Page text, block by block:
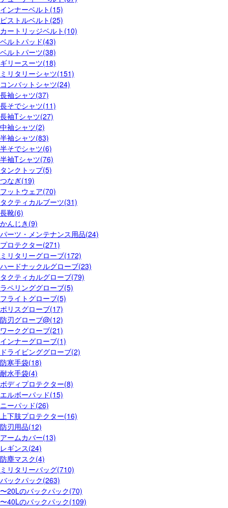
インナーベルト(15)
ピストルベルト(25)
カートリッジベルト(10)
ベルトパッド(43)
ベルトパーツ(38)
ギリースーツ(18)
ミリタリーシャツ(151)
コンバットシャツ(24)
長袖シャツ(37)
長そでシャツ(11)
長袖Tシャツ(27)
中袖シャツ(2)
半袖シャツ(83)
半そでシャツ(6)
半袖Tシャツ(76)
タンクトップ(5)
つなぎ(19)
フットウェア(70)
タクティカルブーツ(31)
長靴(6)
かんじき(9)
パーツ・メンテナンス用品(24)
プロテクター(271)
ミリタリーグローブ(172)
ハードナックルグローブ(23)
タクティカルグローブ(79)
ラペリンググローブ(5)
フライトグローブ(5)
ポリスグローブ(17)
防刃グローブ@(12)
ワークグローブ(21)
インナーグローブ(1)
ドライビンググローブ(2)
防寒手袋(18)
耐水手袋(4)
ボディプロテクター(8)
エルボーパッド(15)
ニーパッド(26)
上下肢プロテクター(16)
防刃用品(12)
アームカバー(13)
レギンス(24)
防塵マスク(4)
ミリタリーバッグ(710)
バックパック(263)
〜20Lのバックパック(70)
〜40Lのバックパック(109)